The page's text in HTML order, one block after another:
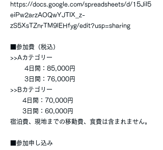
https://docs.google.com/spreadsheets/d/15JiI5
eiPw2arzAOQwYJTIX_z-
zS5XsTZnrTM9lEHfyg/edit?usp=sharing
■参加費（税込）
>>Aカテゴリー
4日間：85,000円
3日間：76,000円
>>Bカテゴリー
4日間：70,000円
3日間：60,000円
宿泊費、現地までの移動費、食費は含まれません。
■参加申し込み